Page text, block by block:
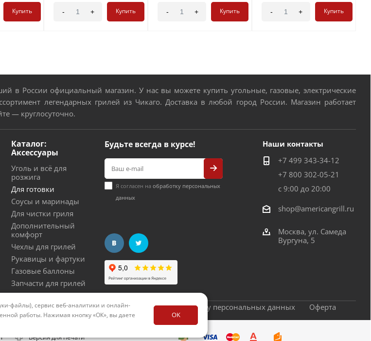
Купить - + Купить - + Купить - + Купить
в России официальный магазин. У нас вы можете купить угольные, газовые, электрические
легендарных грилей из Чикаго. Доставка в любой город России. Магазин работает
— круглосуточно.
Каталог:
Аксессуары
Уголь и всё для
розжига
Для готовки
Соусы и маринады
Для чистки гриля
Дополнительный
комфорт
Чехлы для грилей
Рукавицы и фартуки
Газовые баллоны
Запчасти для грилей
Будьте всегда в курсе!
Я согласен на обработку персональных
данных
Наши контакты
+7 499 343-34-12
+7 800 302-05-21
с 9:00 до 20:00
shop@americangrill.ru
Москва, ул. Самеда
Вургуна, 5
использования cookies Согласие на обработку персональных данных Оферта
Версия для печати
файлы), сервис веб-аналитики и онлайн-
работы. Нажимая кнопку «ОК», вы даете
OK